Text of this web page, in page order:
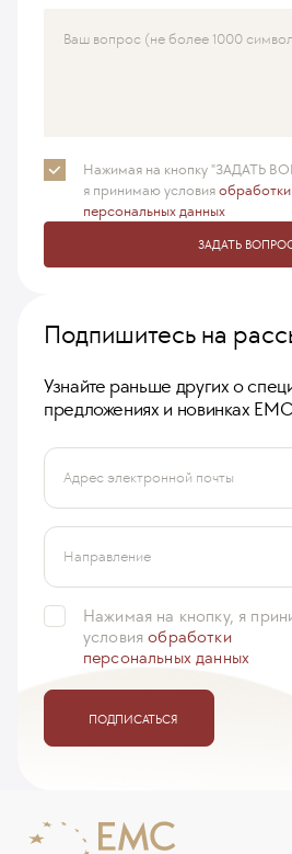
Ваш вопрос (не более 1000
Нажимая на кнопку "ЗАДАТЬ
я принимаюусловияобработки
персональных данных
ЗАДАТЬ
Подпишитесь на
Узнайте раньше других о
предложениях и новинках ЕМС
Адрес электронной почты
Направление
Нажимая на кнопку, я
условияобработки
персональных данных
ПОДПИСАТЬСЯ